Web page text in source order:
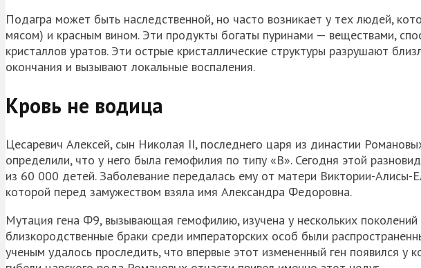
Подагра может быть наследственной, но часто возникает у тех людей,
мясом) и красным вином. Эти продукты богаты пуринами — веществами,
кристаллов уратов. Эти острые кристаллические структуры разрушают
окончания и вызывают локальные воспаления.
Кровь не водица
Цесаревич Алексей, сын Николая II, последнего царя из династии
определили, что у него была гемофилия по типу «В». Сегодня этой
из 60 000 детей. Заболевание передалась ему от матери Виктории-
которой перед замужеством взяла имя Александра Федоровна.
Мутация гена Ф9, вызывающая гемофилию, изучена у нескольких
близкородственные браки среди императорских особ были
ученым удалось проследить, что впервые этот измененный ген появился у